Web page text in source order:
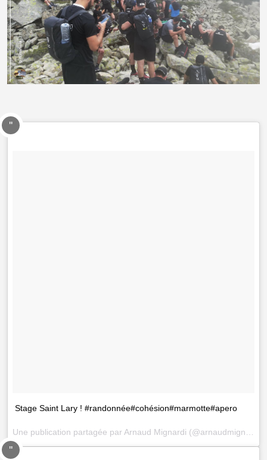
Stage Saint Lary ! #randonnée#cohésion#marmotte#apero
Une publication partagée par Arnaud Mignardi (@arnaudmignardi) le